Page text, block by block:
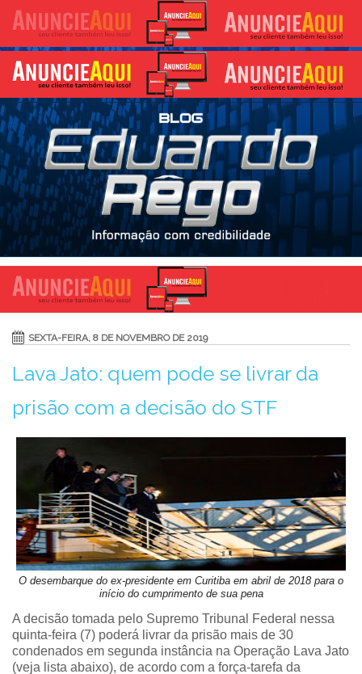
SEXTA-FEIRA, 8 DE NOVEMBRO DE 2019
Lava Jato: quem pode se livrar da
prisão com a decisão do STF
O desembarque do ex-presidente em Curitiba em abril de 2018 para o
início do cumprimento de sua pena
A decisão tomada pelo Supremo Tribunal Federal nessa
quinta-feira (7) poderá livrar da prisão mais de 30
condenados em segunda instância na Operação Lava Jato
(veja lista abaixo), de acordo com a força-tarefa da